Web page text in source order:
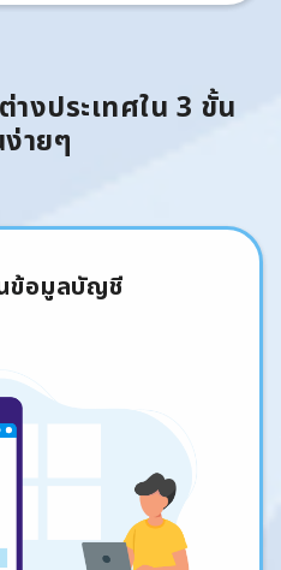
างประเทศใน 3 ขั้น
ายๆ
ข้อมูลบัญชี